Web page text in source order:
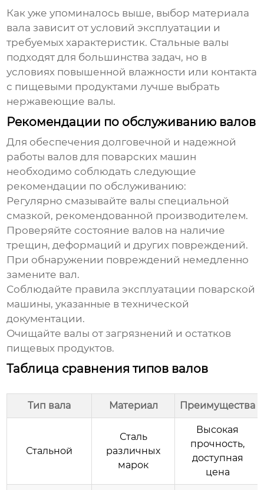
Как уже упоминалось выше, выбор материала
вала зависит от условий эксплуатации и
требуемых характеристик. Стальные валы
подходят для большинства задач, но в
условиях повышенной влажности или контакта
с пищевыми продуктами лучше выбрать
нержавеющие валы.
Рекомендации по обслуживанию валов
Для обеспечения долговечной и надежной
работы валов для поварских машин
необходимо соблюдать следующие
рекомендации по обслуживанию:
Регулярно смазывайте валы специальной
смазкой, рекомендованной производителем.
Проверяйте состояние валов на наличие
трещин, деформаций и других повреждений.
При обнаружении повреждений немедленно
замените вал.
Соблюдайте правила эксплуатации поварской
машины, указанные в технической
документации.
Очищайте валы от загрязнений и остатков
пищевых продуктов.
Таблица сравнения типов валов
Тип вала Материал Преимущества
Стальной
Сталь
различных
марок
Высокая
прочность,
доступная
цена